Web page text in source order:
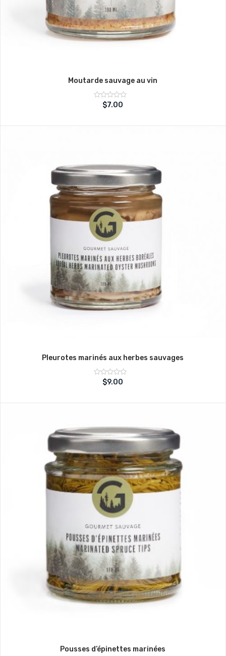
Moutarde sauvage au vin
Note
sur
$7.00
Pleurotes marinés aux herbes sauvages
Note
sur
$9.00
Pousses d’épinettes marinées